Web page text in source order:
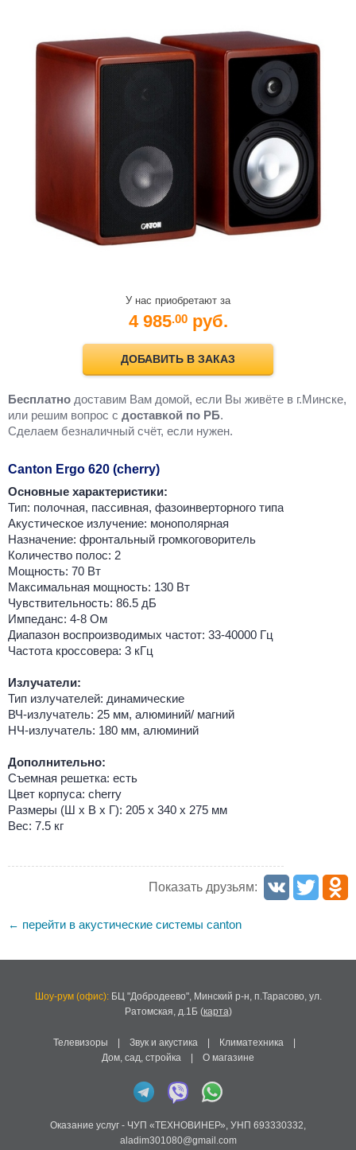
У нас приобретают за
4 985.00 руб.
ДОБАВИТЬ В ЗАКАЗ
Бесплатно доставим Вам домой, если Вы живёте в г.Минске,
или решим вопрос с доставкой по РБ.
Cделаем безналичный счёт, если нужен.
Canton Ergo 620 (cherry)
Основные характеристики:
Тип: полочная, пассивная, фазоинверторного типа
Акустическое излучение: монополярная
Назначение: фронтальный громкоговоритель
Количество полос: 2
Мощность: 70 Вт
Максимальная мощность: 130 Вт
Чувствительность: 86.5 дБ
Импеданс: 4-8 Ом
Диапазон воспроизводимых частот: 33-40000 Гц
Частота кроссовера: 3 кГц
Излучатели:
Тип излучателей: динамические
ВЧ-излучатель: 25 мм, алюминий/ магний
НЧ-излучатель: 180 мм, алюминий
Дополнительно:
Съемная решетка: есть
Цвет корпуса: cherry
Размеры (Ш х В х Г): 205 х 340 x 275 мм
Вес: 7.5 кг
Показать друзьям:
← перейти в акустические системы canton
Шоу-рум (офис):БЦ "Добродеево", Минский р-н, п.Тарасово, ул.
Ратомская, д.1Б(карта)
Телевизоры Звук и акустика Климатехника
Дом, сад, стройка
О магазине
Оказание услуг - ЧУП «ТЕХНОВИНЕР», УНП 693330332,
aladim301080@gmail.com